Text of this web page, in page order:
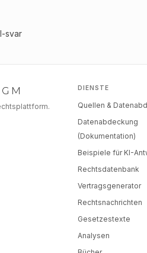
svar
DIENSTE
Quellen &
Datenabdeckung
(Dokumentation)
Beispiele für KI-
Rechtsdatenbank
Vertragsgenerator
Rechtsnachrichten
Gesetzestexte
Analysen